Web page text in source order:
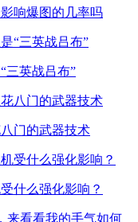
响爆图的几率吗
三英战吕布”
门的武器技术
什么强化影响？